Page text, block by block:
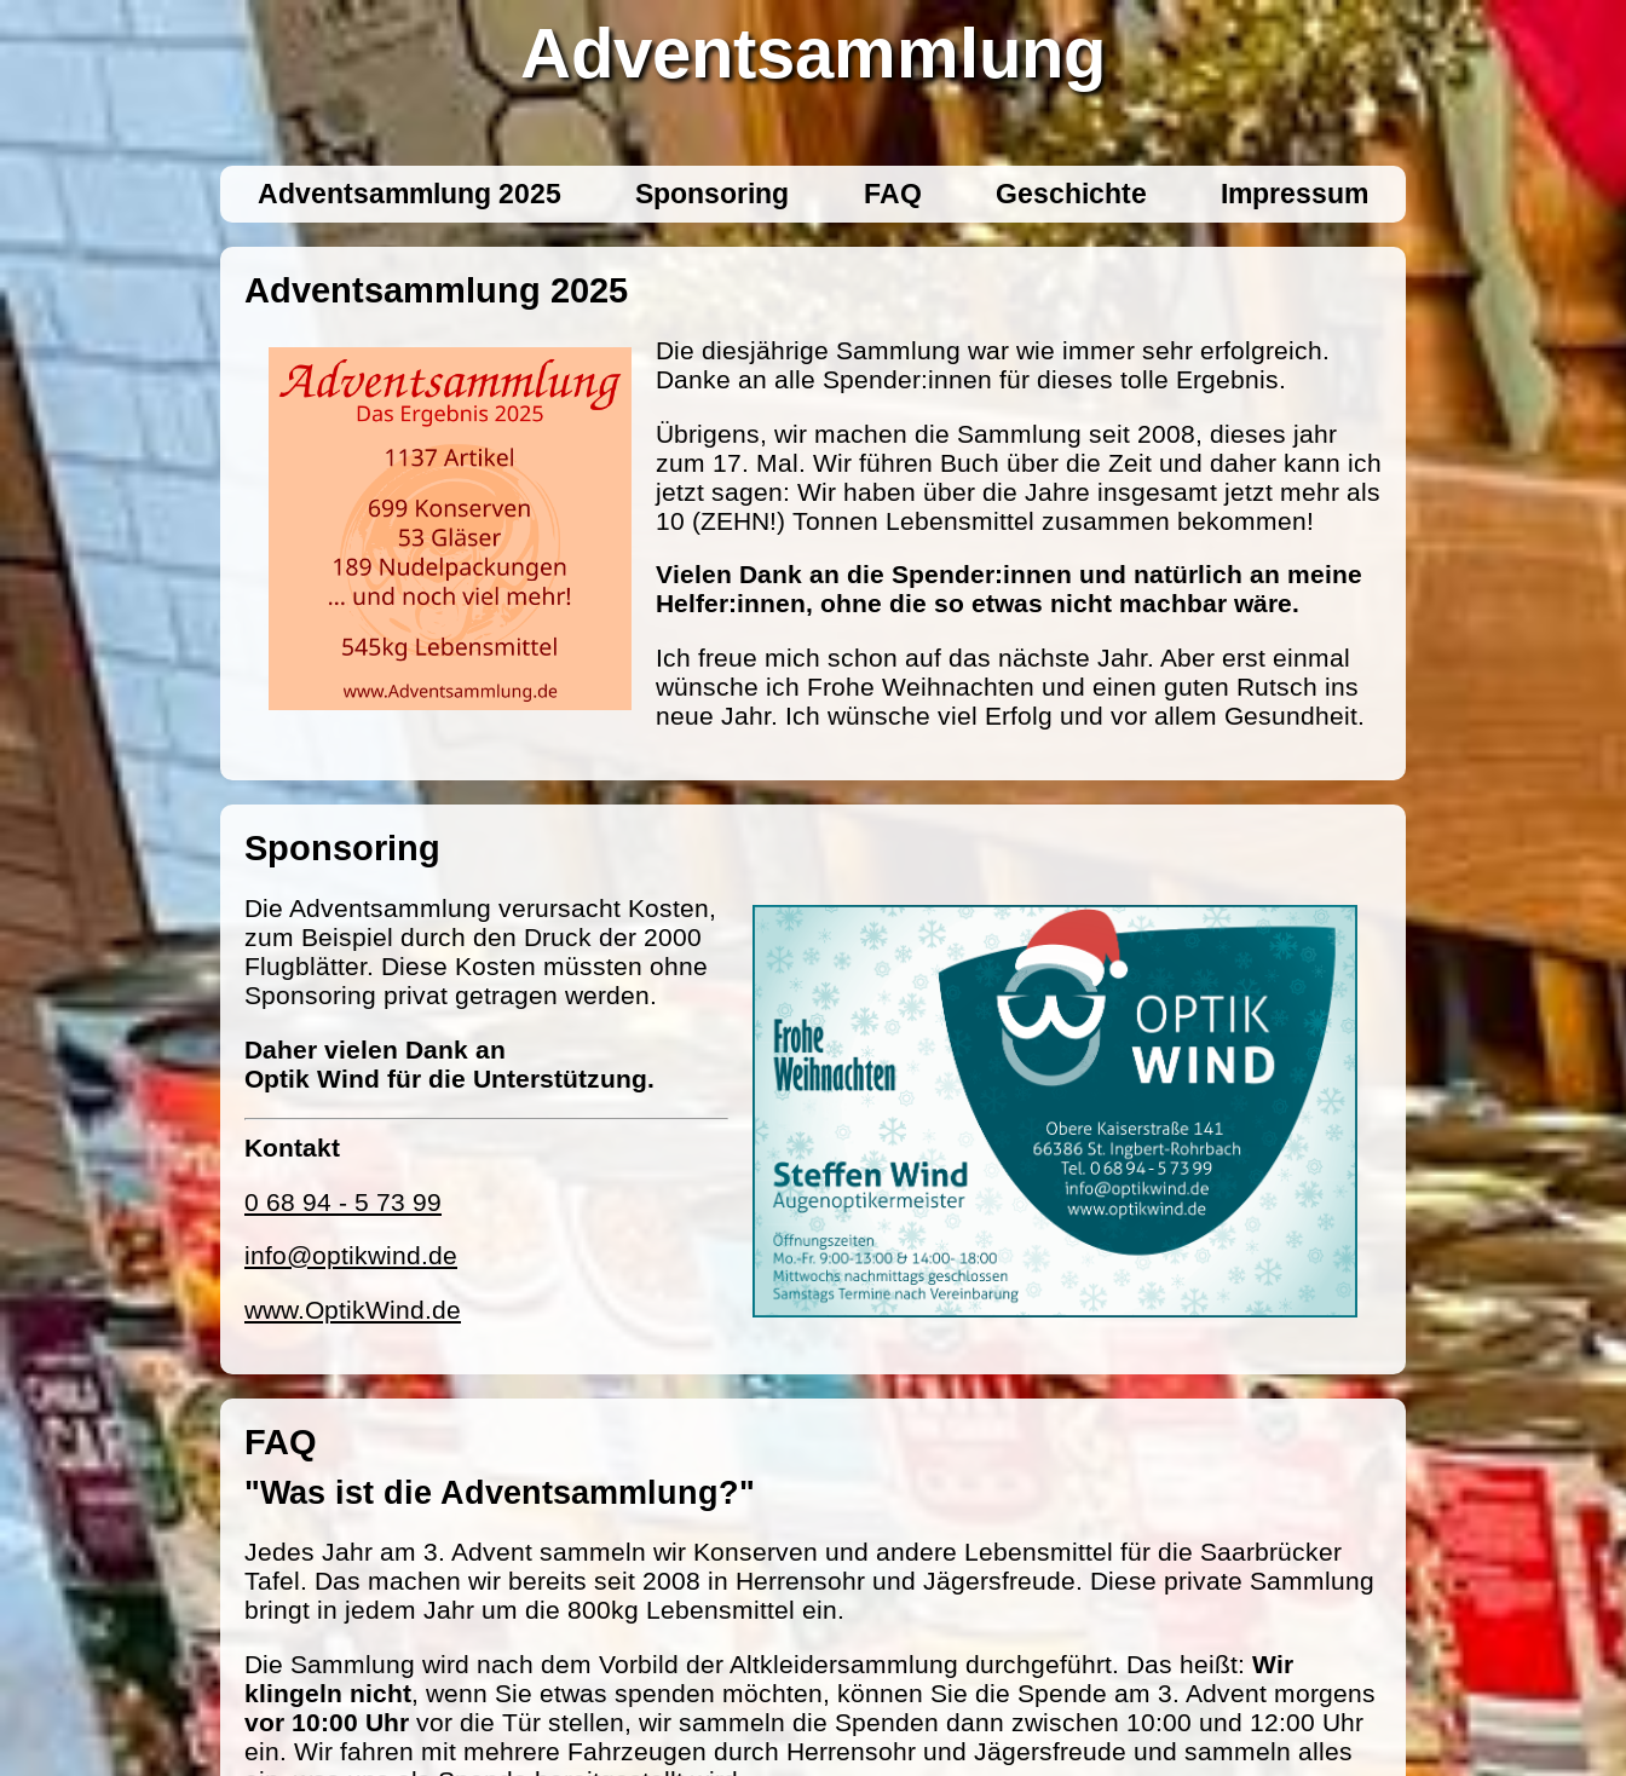
Adventsammlung
Adventsammlung 2025 Sponsoring FAQ Geschichte Impressum
Adventsammlung 2025
Die diesjährige Sammlung war wie immer sehr erfolgreich.
Danke an alle Spender:innen für dieses tolle Ergebnis.
Übrigens, wir machen die Sammlung seit 2008, dieses jahr
zum 17. Mal. Wir führen Buch über die Zeit und daher kann ich
jetzt sagen: Wir haben über die Jahre insgesamt jetzt mehr als
10 (ZEHN!) Tonnen Lebensmittel zusammen bekommen!
Vielen Dank an die Spender:innen und natürlich an meine
Helfer:innen, ohne die so etwas nicht machbar wäre.
Ich freue mich schon auf das nächste Jahr. Aber erst einmal
wünsche ich Frohe Weihnachten und einen guten Rutsch ins
neue Jahr. Ich wünsche viel Erfolg und vor allem Gesundheit.
Sponsoring
Die Adventsammlung verursacht Kosten,
zum Beispiel durch den Druck der 2000
Flugblätter. Diese Kosten müssten ohne
Sponsoring privat getragen werden.
Daher vielen Dank an
Optik Wind für die Unterstützung.
Kontakt
0 68 94 - 5 73 99
info@optikwind.de
www.OptikWind.de
FAQ
"Was ist die Adventsammlung?"
Jedes Jahr am 3. Advent sammeln wir Konserven und andere Lebensmittel für die Saarbrücker
Tafel. Das machen wir bereits seit 2008 in Herrensohr und Jägersfreude. Diese private Sammlung
bringt in jedem Jahr um die 800kg Lebensmittel ein.
Die Sammlung wird nach dem Vorbild der Altkleidersammlung durchgeführt. Das heißt: Wir
klingeln nicht , wenn Sie etwas spenden möchten, können Sie die Spende am 3. Advent morgens
vor 10:00 Uhr vor die Tür stellen, wir sammeln die Spenden dann zwischen 10:00 und 12:00 Uhr
ein. Wir fahren mit mehrere Fahrzeugen durch Herrensohr und Jägersfreude und sammeln alles